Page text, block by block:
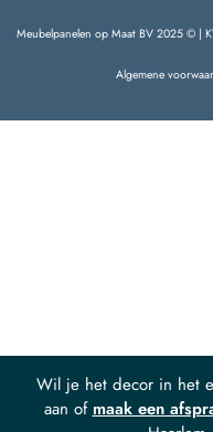
Wil je het decor in het
aan of maak een
Meubelpanelen op Maat BV 2025 © |
Algemene